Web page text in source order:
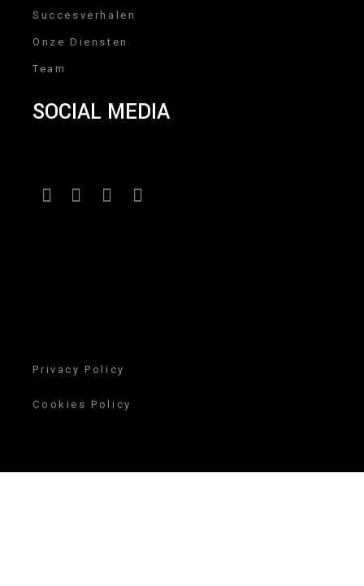
Succesverhalen
Onze Diensten
Team
SOCIAL MEDIA
Privacy Policy
Cookies Policy